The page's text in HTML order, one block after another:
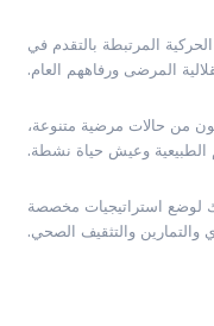
المرتبطة بالتقدم في
المرضى ورفاههم العام.
من حالات مرضية متنوعة،
وعيش حياة نشطة.
لوضع استراتيجيات مخصصة
والتمارين والتثقيف الصحي.